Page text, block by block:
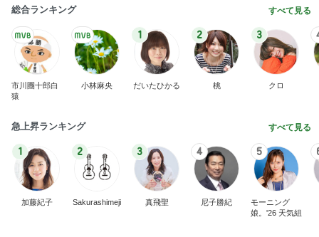
総合ランキング すべて見る
市川團十郎白
猿
小林麻央
1
だいたひかる
2
桃
3
クロ
急上昇ランキング すべて見る
1
加藤紀子
2
Sakurashimeji
3
真飛聖
4
尼子勝紀
5
モーニング
娘。'26 天気組